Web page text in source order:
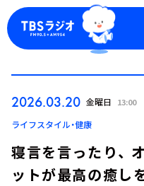
ログイン
2026.03.20 金曜日 13:00
ライフスタイル・健康
寝言を言ったり、
ットが最高の癒し